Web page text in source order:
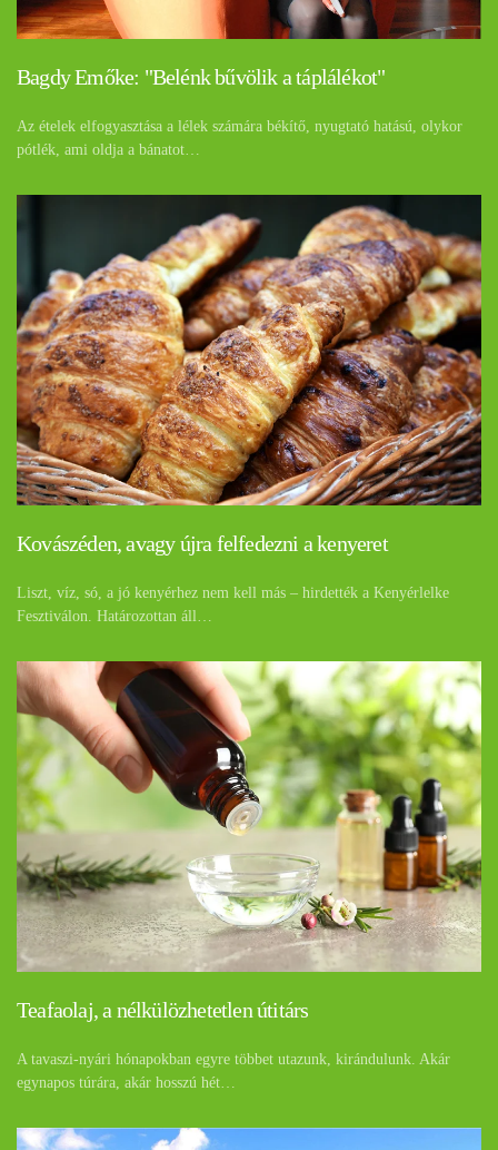
Bagdy Emőke: "Belénk bűvölik a táplálékot"
Az ételek elfogyasztása a lélek számára békítő, nyugtató hatású, olykor
pótlék, ami oldja a bánatot…
Kovászéden, avagy újra felfedezni a kenyeret
Liszt, víz, só, a jó kenyérhez nem kell más – hirdették a Kenyérlelke
Fesztiválon. Határozottan áll…
Teafaolaj, a nélkülözhetetlen útitárs
A tavaszi-nyári hónapokban egyre többet utazunk, kirándulunk. Akár
egynapos túrára, akár hosszú hét…